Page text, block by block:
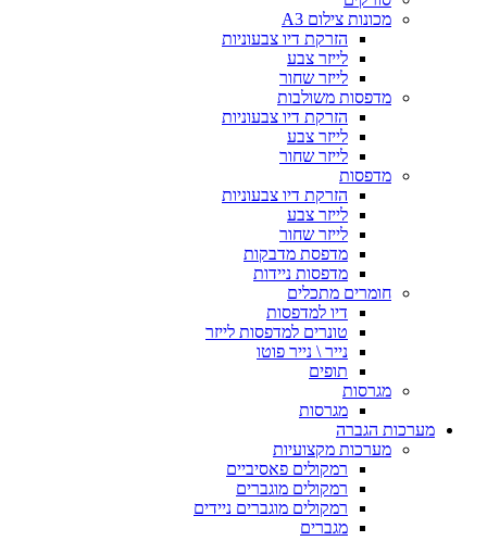
מכונות צילום A3
הזרקת דיו צבעוניות
לייזר צבע
לייזר שחור
מדפסות משולבות
הזרקת דיו צבעוניות
לייזר צבע
לייזר שחור
מדפסות
הזרקת דיו צבעוניות
לייזר צבע
לייזר שחור
מדפסת מדבקות
מדפסות ניידות
חומרים מתכלים
דיו למדפסות
טונרים למדפסות לייזר
נייר \ נייר פוטו
תופים
מגרסות
מגרסות
הגברה
מערכות מקצועיות
רמקולים פאסיביים
רמקולים מוגברים
רמקולים מוגברים ניידים
מגברים